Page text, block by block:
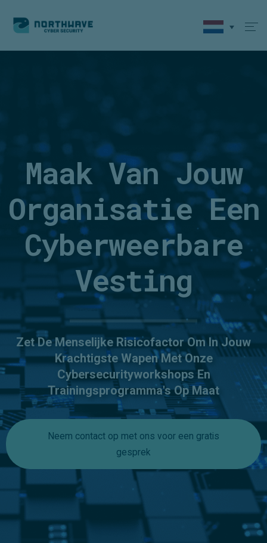
Maak Van Jouw
Organisatie Een
Cyberweerbare
Vesting
Zet De Menselijke Risicofactor Om In Jouw
Krachtigste Wapen Met Onze
Cybersecurityworkshops En
Trainingsprogramma's Op Maat
Neem contact op met ons voor een gratis
gesprek